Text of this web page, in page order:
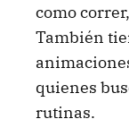
como
También
quienes
rutinas.